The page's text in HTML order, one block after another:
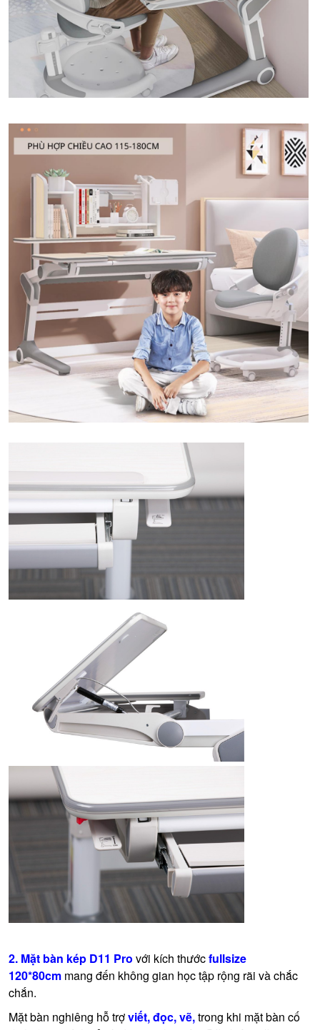
2. Mặt bàn kép D11 Pro với kích thướcfullsize
120*80cm mang đến không gian học tập rộng rãi và chắc
chắn.
Mặt bàn nghiêng hỗ trợviết, đọc, vẽ,trong khi mặt bàn cố